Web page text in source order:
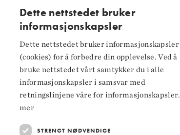
Tilgjengelighets­erklæring
Personvern og
informasjonskapsler
Innstillinger for
informasjonskapsler
ENGLISH
Dette nettstedet bruker
informasjonskapsler
Dette nettstedet bruker informasjonskapsler
(cookies) for å forbedre din opplevelse. Ved å
bruke nettstedet vårt samtykker du i alle
informasjonskapsler i samsvar med
retningslinjene våre for informasjonskapsler.
mer
STRENGT NØDVENDIGE